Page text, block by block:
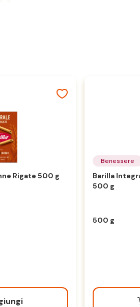
Rigate 500 g
Benessere
Barilla
500 g
500 g